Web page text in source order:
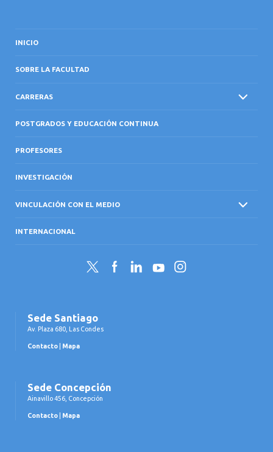
INICIO
SOBRE LA FACULTAD
CARRERAS
POSTGRADOS Y EDUCACIÓN CONTINUA
PROFESORES
INVESTIGACIÓN
VINCULACIÓN CON EL MEDIO
INTERNACIONAL
Twitter FacebookLinkedInYouTubeInstagram
Sede Santiago
Av. Plaza 680, Las Condes
Contacto Mapa
Sede Concepción
Ainavillo 456, Concepción
Contacto Mapa